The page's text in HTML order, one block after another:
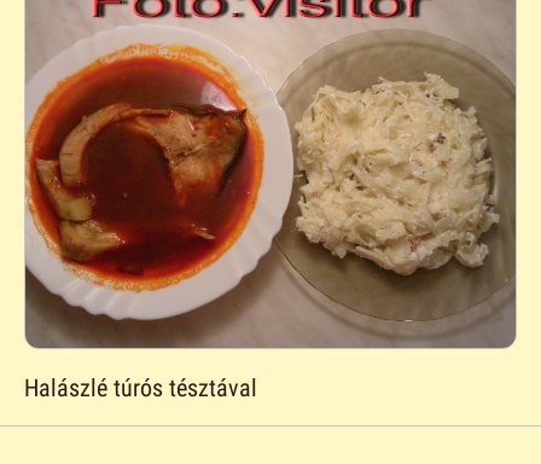
Halászlé túrós tésztával